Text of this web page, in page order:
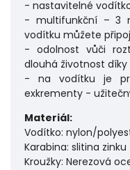
- nastavitelné
- multifunkční – 3
vodítku můžete
- odolnost vůči
dlouhá životnost díky
- na vodítku je
exkrementy -
Materiál:
Vodítko: nylon/
Karabina: slitina zinku
Kroužky: Nerezová